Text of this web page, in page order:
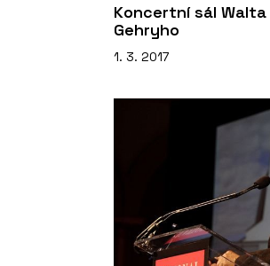
Koncertní sál
Gehryho
1. 3. 2017